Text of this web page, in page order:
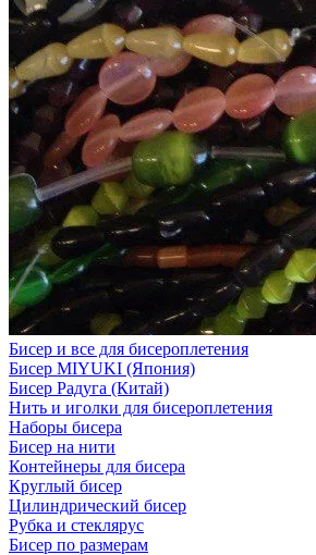
Бисер и все для бисероплетения
Бисер MIYUKI (Япония)
Бисер Радуга (Китай)
Нить и иголки для бисероплетения
Наборы бисера
Бисер на нити
Контейнеры для бисера
Круглый бисер
Цилиндрический бисер
Рубка и стеклярус
Бисер по размерам